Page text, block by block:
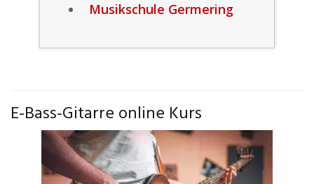
Musikschule Germering
E-Bass-Gitarre online Kurs